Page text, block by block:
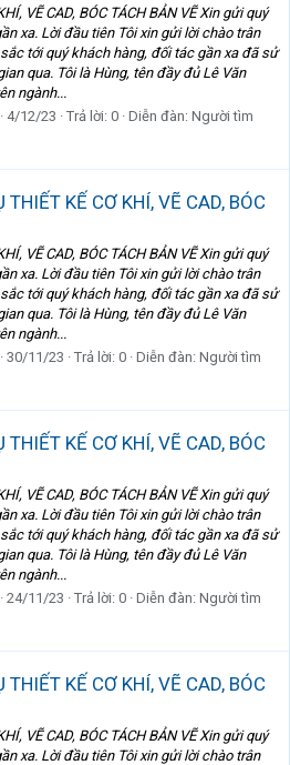
VẼ CAD, BÓC TÁCH BẢN VẼ Xin gửi quý
xa. Lời đầu tiên Tôi xin gửi lời chào trân
tới quý khách hàng, đối tác gần xa đã sử
qua. Tôi là Hùng, tên đầy đủ Lê Văn
ngành...
4/12/23 Trả lời: 0 Diễn đàn: Người tìm
THIẾT KẾ CƠ KHÍ, VẼ CAD, BÓC
VẼ CAD, BÓC TÁCH BẢN VẼ Xin gửi quý
xa. Lời đầu tiên Tôi xin gửi lời chào trân
tới quý khách hàng, đối tác gần xa đã sử
qua. Tôi là Hùng, tên đầy đủ Lê Văn
ngành...
30/11/23 Trả lời: 0 Diễn đàn: Người tìm
THIẾT KẾ CƠ KHÍ, VẼ CAD, BÓC
VẼ CAD, BÓC TÁCH BẢN VẼ Xin gửi quý
xa. Lời đầu tiên Tôi xin gửi lời chào trân
tới quý khách hàng, đối tác gần xa đã sử
qua. Tôi là Hùng, tên đầy đủ Lê Văn
ngành...
24/11/23 Trả lời: 0 Diễn đàn: Người tìm
THIẾT KẾ CƠ KHÍ, VẼ CAD, BÓC
VẼ CAD, BÓC TÁCH BẢN VẼ Xin gửi quý
xa. Lời đầu tiên Tôi xin gửi lời chào trân